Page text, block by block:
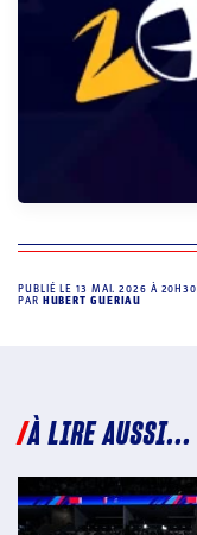
PUBLIÉ LE13 MAI. 2026 À 20H30
PAR HUBERT GUERIAU
À LIRE AUSSI...